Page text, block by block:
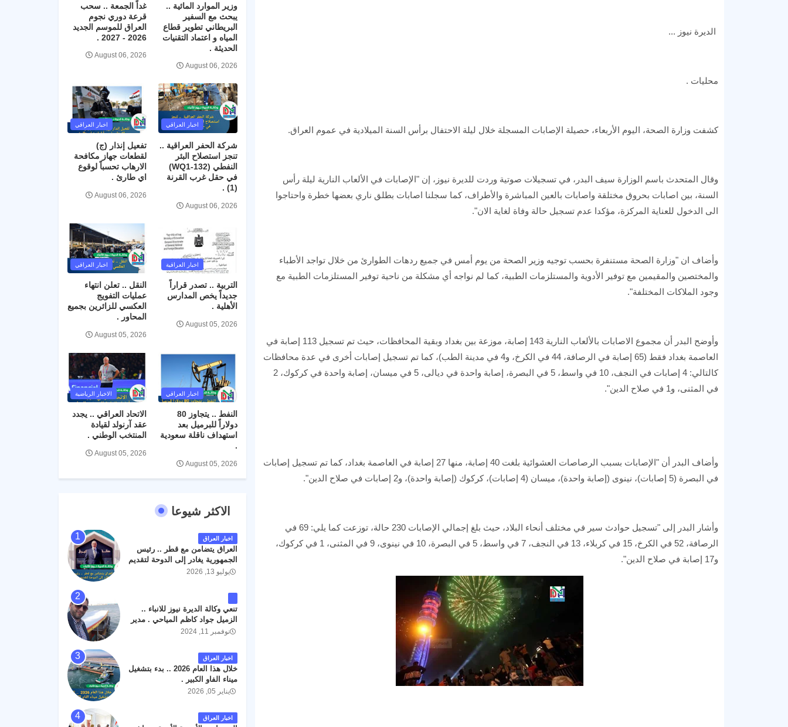
الديرة نيوز ...
محليات .
كشفت وزارة الصحة، اليوم الأربعاء، حصيلة الإصابات المسجلة خلال ليلة الاحتفال برأس السنة الميلادية في عموم العراق.
وقال المتحدث باسم الوزارة سيف البدر، في تسجيلات صوتية وردت للديرة نيوز، إن "الإصابات في الألعاب النارية ليلة رأس
السنة، بين اصابات بحروق مختلقة واصابات بالعين المباشرة والأطراف، كما سجلنا اصابات بطلق ناري بعضها خطرة واحتاجوا
الى الدخول للعناية المركزة، مؤكدا عدم تسجيل حالة وفاة لغاية الان".
وأضاف ان "وزارة الصحة مستنفرة بحسب توجيه وزير الصحة من يوم أمس في جميع ردهات الطوارئ من خلال تواجد الأطباء
والمختصين والمقيمين مع توفير الأدوية والمستلزمات الطبية، كما لم نواجه أي مشكلة من ناحية توفير المستلزمات الطبية مع
وجود الملاكات المختلفة".
وأوضح البدر أن مجموع الاصابات بالألعاب النارية 143 إصابة، موزعة بين بغداد وبقية المحافظات، حيث تم تسجيل 113 إصابة في
العاصمة بغداد فقط (65 إصابة في الرصافة، 44 في الكرخ، و4 في مدينة الطب)، كما تم تسجيل إصابات أخرى في عدة محافظات
كالتالي: 4 إصابات في النجف، 10 في واسط، 5 في البصرة، إصابة واحدة في ديالى، 5 في ميسان، إصابة واحدة في كركوك، 2
في المثنى، و1 في صلاح الدين".
وأضاف البدر أن "الإصابات بسبب الرصاصات العشوائية بلغت 40 إصابة، منها 27 إصابة في العاصمة بغداد، كما تم تسجيل إصابات
في البصرة (5 إصابات)، نينوى (إصابة واحدة)، ميسان (4 إصابات)، كركوك (إصابة واحدة)، و2 إصابات في صلاح الدين".
وأشار البدر إلى "تسجيل حوادث سير في مختلف أنحاء البلاد، حيث بلغ إجمالي الإصابات 230 حالة، توزعت كما يلي: 69 في
الرصافة، 52 في الكرخ، 15 في كربلاء، 13 في النجف، 7 في واسط، 5 في البصرة، 10 في نينوى، 9 في المثنى، 1 في كركوك،
و17 إصابة في صلاح الدين".
وزير الموارد المائية ..
يبحث مع السفير
البريطاني تطوير قطاع
المياه و اعتماد التقنيات
الحديثة .
August 06, 2026
غداً الجمعة .. سحب
قرعة دوري نجوم
العراق للموسم الجديد
2026 - 2027 .
August 06, 2026
اخبار العراقي
شركة الحفر العراقية ..
تنجز استصلاح البئر
النفطي (WQ1-132)
في حقل غرب القرنة
(1) .
August 06, 2026
اخبار العراقي
تفعيل إنذار (ج)
لقطعات جهاز مكافحة
الارهاب تحسباً لوقوع
اي طارئ .
August 06, 2026
اخبار العراقية
التربية .. تصدر قراراً
جديداً يخص المدارس
الأهلية .
August 05, 2026
اخبار العراقي
النقل .. تعلن انتهاء
عمليات التفويج
العكسي للزائرين بجميع
المحاور .
August 05, 2026
اخبار العراقي
النفط .. يتجاوز 80
دولاراً للبرميل بعد
استهداف ناقلة سعودية
.
August 05, 2026
الاخبار الرياضية
الاتحاد العراقي .. يجدد
عقد آرنولد لقيادة
المنتخب الوطني .
August 05, 2026
الاكثر شيوعا
اخبار العراق
العراق يتضامن مع قطر .. رئيس
الجمهورية يغادر إلى الدوحة لتقديم
واجب العزاء .
يوليو 13, 2026
تنعي وكالة الديرة نيوز للانباء ..
الزميل جواد كاظم المياحي . مدير
الخطوط الجوية العراقية السابق
البصرة الدولي اليوم الاثنين على
الطريق المؤدي من البوابة
الرئيسة الى صالة المسافرين .
حيث كان سبب الحادث يعود
لتصادم عجلته مع عجلة نوع كيا بنكو
مطار البصرة الدولي . سائلين الله
عز وجل ان يتغمد الفقيد بواسع
نوفمبر 11, 2024
اخبار العراق
خلال هذا العام 2026 .. بدء بتشغيل
ميناء الفاو الكبير .
يناير 05, 2026
اخبار العراق